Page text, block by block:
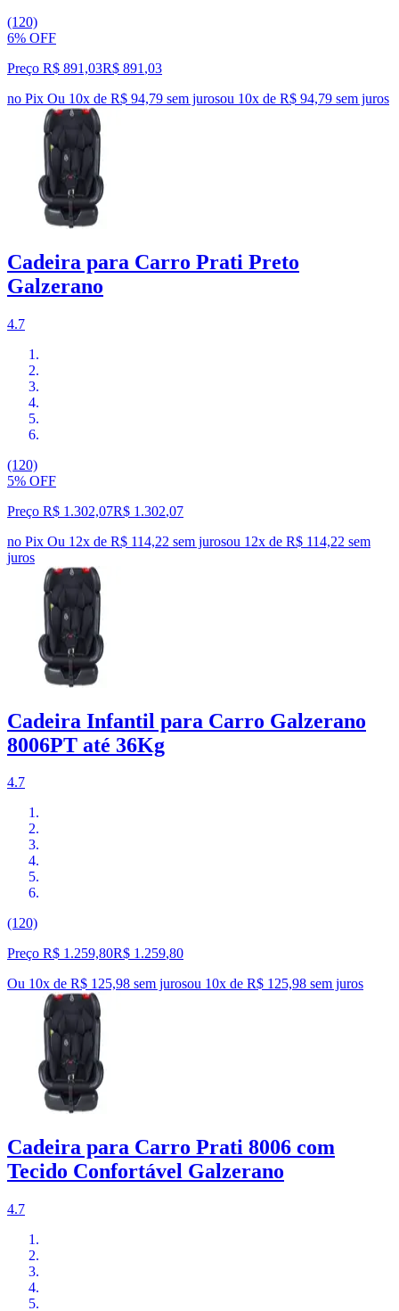
(120)
6% OFF
Preço R$ 891,03R$ 891 ,03
no Pix Ou 10x de R$ 94,79 sem jurosou 10x de R$ 94,79 sem juros
Cadeira para Carro Prati Preto
Galzerano
4.7
(120)
5% OFF
Preço R$ 1.302,07R$ 1.302,07
no Pix Ou 12x de R$ 114,22 sem jurosou 12x de R$ 114,22 sem
juros
Cadeira Infantil para Carro Galzerano
8006PT até 36Kg
4.7
(120)
Preço R$ 1.259,80R$ 1.259,80
Ou 10x de R$ 125,98 sem jurosou 10x de R$ 125,98 sem juros
Cadeira para Carro Prati 8006 com
Tecido Confortável Galzerano
4.7